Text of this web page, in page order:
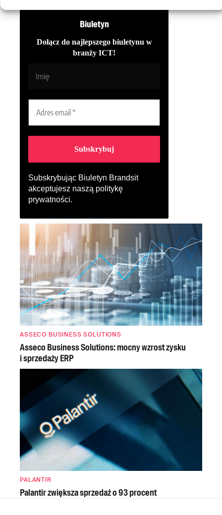
Biuletyn
Dołącz do najlepszego biuletynu w
branży ICT!
Subskrybując Biuletyn Brandsit
akceptujesz naszą politykę
prywatności.
ASSECO BUSINESS SOLUTIONS
Asseco Business Solutions: mocny wzrost zysku
i sprzedaży ERP
PALANTIR
Palantir zwiększa sprzedaż o 93 procent